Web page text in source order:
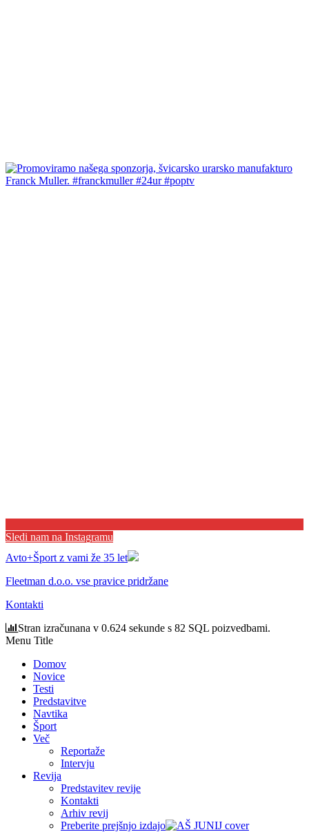
Sledi nam na Instagramu
Avto+Šport z vami že 35 let
Fleetman d.o.o. vse pravice pridržane
Kontakti
Stran izračunana v 0.624 sekunde s 82 SQL poizvedbami.
Menu Title
Domov
Novice
Testi
Predstavitve
Navtika
Šport
Več
Reportaže
Intervju
Revija
Predstavitev revije
Kontakti
Arhiv revij
Preberite prejšnjo izdajo